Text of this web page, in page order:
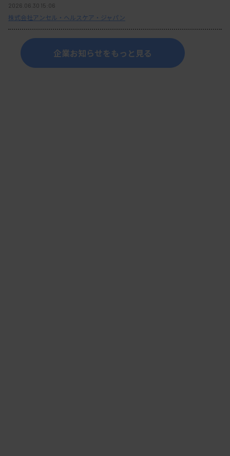
2026.06.30 15:06
株式会社アンセル・ヘルスケア・ジャパン
企業お知らせをもっと見る